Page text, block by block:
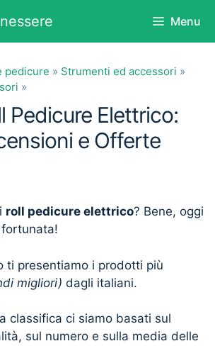
Menu
pedicure » Strumenti ed accessori »
»
Pedicure Elettrico:
e Offerte
roll pedicure elettrico? Bene, oggi
ti presentiamo i prodotti più
migliori) dagli italiani.
classifica ci siamo basati sul
sul numero e sulla media delle